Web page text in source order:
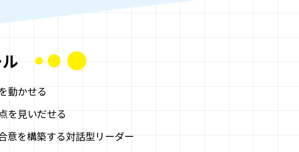
動かせる
を見いだせる
意を構築する対話型リーダー